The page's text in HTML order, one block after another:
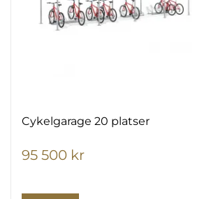
Cykelgarage 20 platser
95 500 kr